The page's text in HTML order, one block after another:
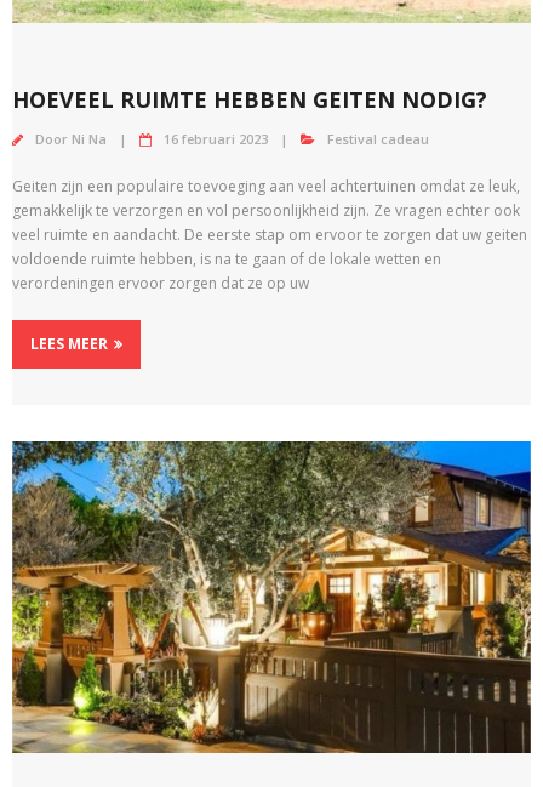
HOEVEEL RUIMTE HEBBEN GEITEN NODIG?
Door Ni Na 16 februari 2023 Festival cadeau
Geiten zijn een populaire toevoeging aan veel achtertuinen omdat ze leuk,
gemakkelijk te verzorgen en vol persoonlijkheid zijn. Ze vragen echter ook
veel ruimte en aandacht. De eerste stap om ervoor te zorgen dat uw geiten
voldoende ruimte hebben, is na te gaan of de lokale wetten en
verordeningen ervoor zorgen dat ze op uw
LEES MEER